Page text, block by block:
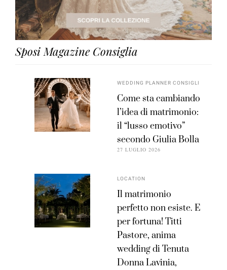
Sposi Magazine Consiglia
WEDDING PLANNER CONSIGLI
Come sta cambiando
l’idea di matrimonio:
il “lusso emotivo”
secondo Giulia Bolla
27 LUGLIO 2026
LOCATION
Il matrimonio
perfetto non esiste. E
per fortuna! Titti
Pastore, anima
wedding di Tenuta
Donna Lavinia,